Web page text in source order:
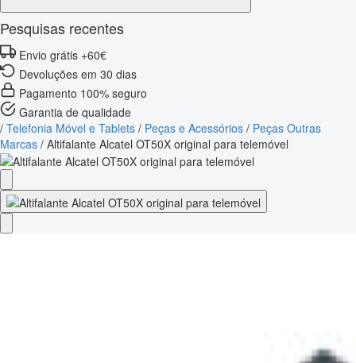
Pesquisas recentes
Envio grátis +60€
Devoluções em 30 dias
Pagamento 100% seguro
Garantia de qualidade
/ Telefonia Móvel e Tablets / Peças e Acessórios / Peças Outras
Marcas / Altifalante Alcatel OT50X original para telemóvel